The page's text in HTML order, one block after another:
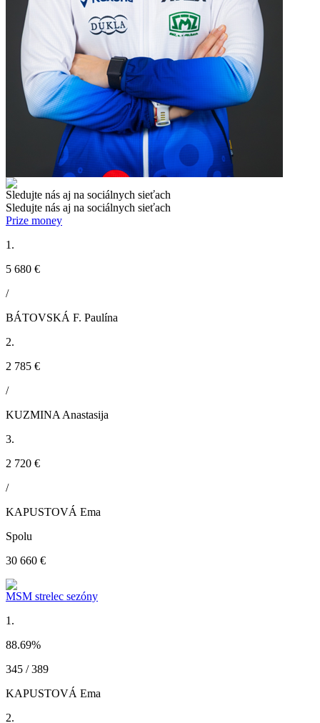
Sledujte nás aj na sociálnych sieťach
Sledujte nás aj na sociálnych sieťach
Prize money
1.
5 680 €
/
BÁTOVSKÁ F. Paulína
2.
2 785 €
/
KUZMINA Anastasija
3.
2 720 €
/
KAPUSTOVÁ Ema
Spolu
30 660 €
MSM strelec sezóny
1.
88.69%
345 / 389
KAPUSTOVÁ Ema
2.